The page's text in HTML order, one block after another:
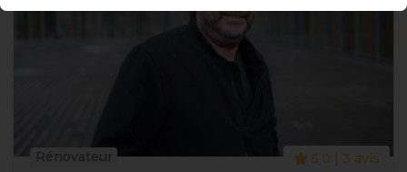
Rénovateur 5.0 | 3 avis